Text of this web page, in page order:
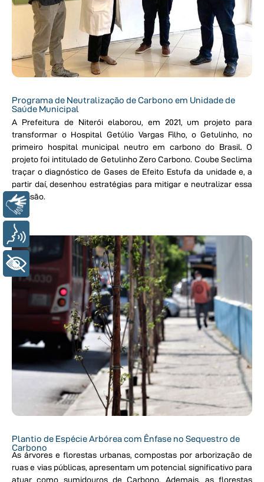
Programa de Neutralização de Carbono em Unidade de
Saúde Municipal
A Prefeitura de Niterói elaborou, em 2021, um projeto para
transformar o Hospital Getúlio Vargas Filho, o Getulinho, no
primeiro hospital municipal neutro em carbono do Brasil. O
projeto foi intitulado de Getulinho Zero Carbono. Coube Seclima
traçar o diagnóstico de Gases de Efeito Estufa da unidade e, a
partir daí, desenhou estratégias para mitigar e neutralizar essa
emissão.
Plantio de Espécie Arbórea com Ênfase no Sequestro de
Carbono
As árvores e florestas urbanas, compostas por arborização de
ruas e vias públicas, apresentam um potencial significativo para
atuar como sumidouros de Carbono. Ademais, as florestas
Voz
+ Acessibilidade